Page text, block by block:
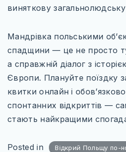
виняткову загальнолюдську
Мандрівка польськими
спадщини — це не просто
а справжній діалог з
Європи. Плануйте поїздку
квитки онлайн і
спонтанних відкриттів —
стають найкращими
Posted in Відкрий Польщу по-